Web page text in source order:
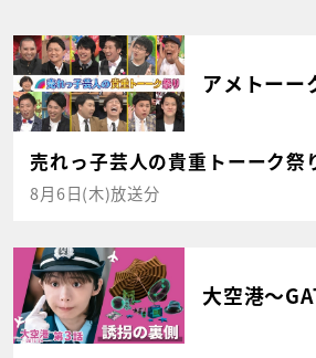
アメトーー
売れっ子芸人の貴重トーーク祭
8月6日(木)放送分
大空港～